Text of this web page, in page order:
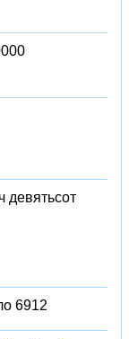
девятьсот
6912